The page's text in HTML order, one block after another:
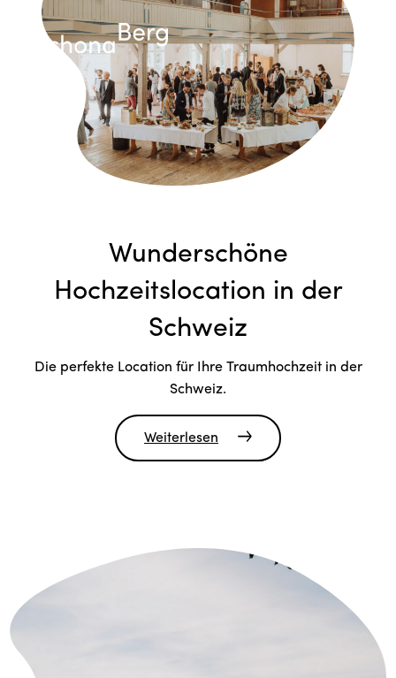
Wunderschöne
Hochzeitslocation in der
Schweiz
Die perfekte Location für Ihre Traumhochzeit in der
Schweiz.
Weiterlesen